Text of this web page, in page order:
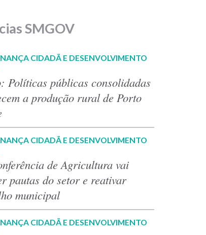
SMGOV
CIDADÃ E DESENVOLVIMENTO
Políticas públicas consolidadas
a produção rural de Porto
CIDADÃ E DESENVOLVIMENTO
de Agricultura vai
pautas do setor e reativar
municipal
CIDADÃ E DESENVOLVIMENTO